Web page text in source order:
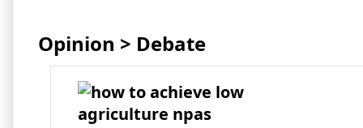
Opinion > Debate